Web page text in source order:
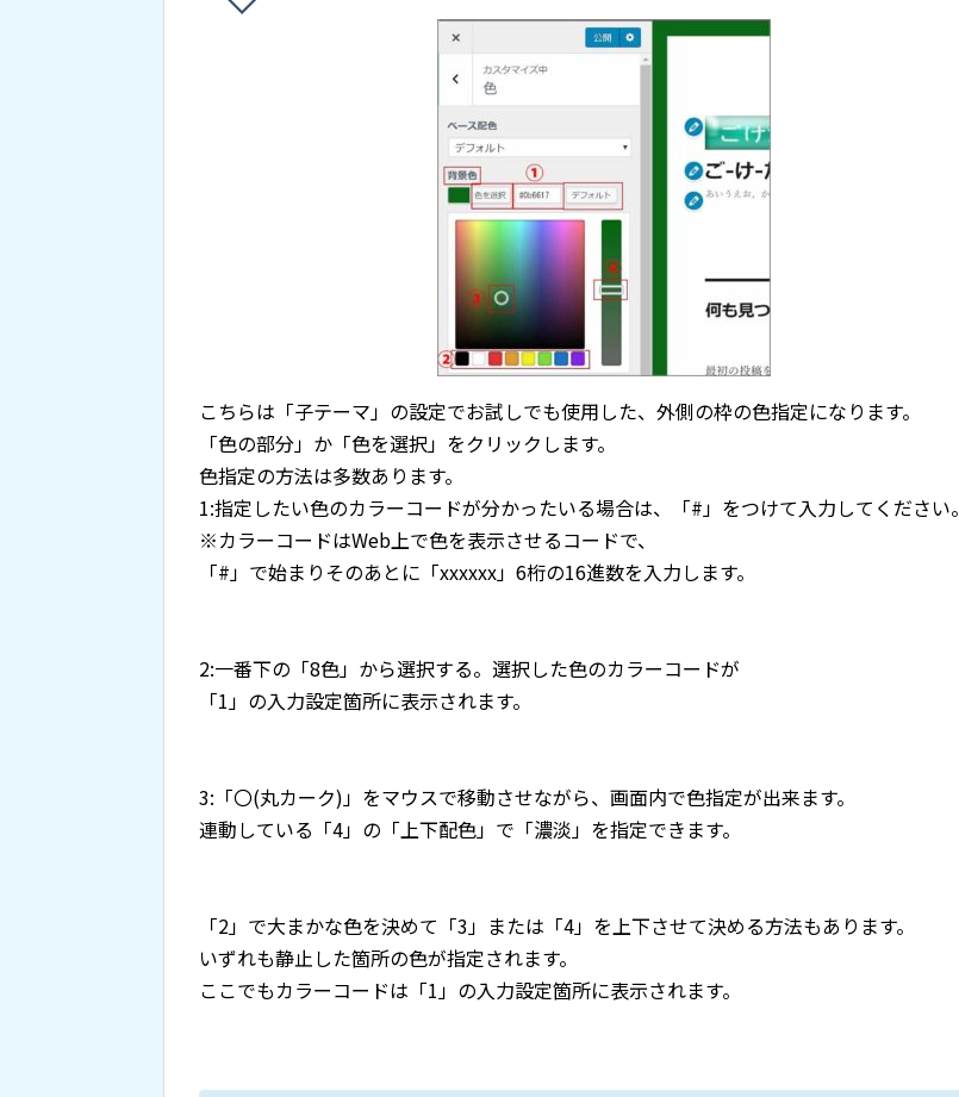
こちらは「子テーマ」の設定でお試しでも使用した、外側の枠の色指定になります。
「色の部分」か「色を選択」をクリックします。
色指定の方法は多数あります。
1:指定したい色のカラーコードが分かったいる場合は、「#」をつけて入力してください。
※カラーコードはWeb上で色を表示させるコードで、
「#」で始まりそのあとに「xxxxxx」6桁の16進数を入力します。
2:一番下の「8色」から選択する。選択した色のカラーコードが
「1」の入力設定箇所に表示されます。
3:「〇(丸カーク)」をマウスで移動させながら、画面内で色指定が出来ます。
連動している「4」の「上下配色」で「濃淡」を指定できます。
「2」で大まかな色を決めて「3」または「4」を上下させて決める方法もあります。
いずれも静止した箇所の色が指定されます。
ここでもカラーコードは「1」の入力設定箇所に表示されます。